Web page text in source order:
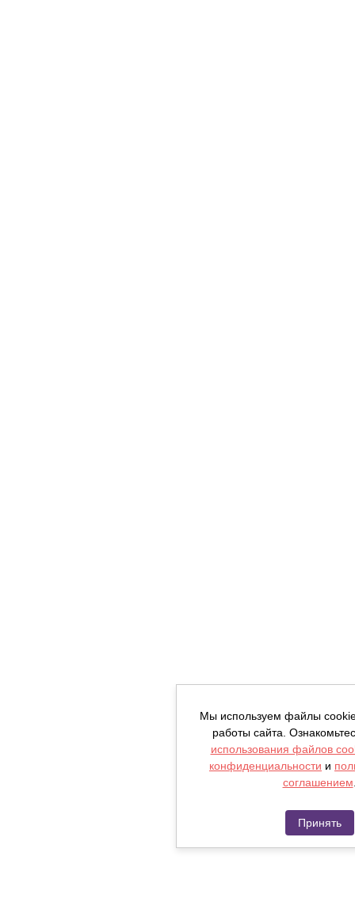
Мы используем файлы
работы сайта.
использования файлов
конфиденциальности и
соглашением
Принять